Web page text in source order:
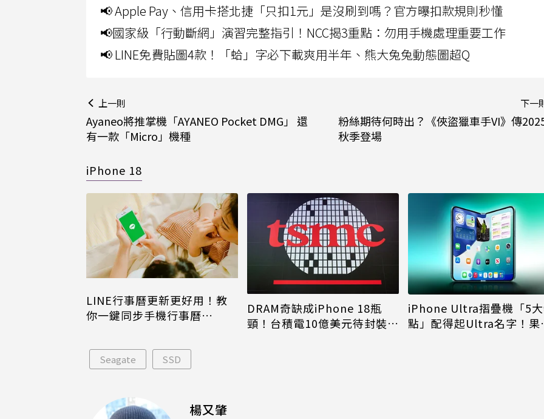
📢 Apple Pay、信用卡搭北捷「只扣1元」是沒刷到嗎？官方曝扣款規則秒懂
📢國家級「行動斷網」演習完整指引！NCC揭3重點：勿用手機處理重要工作
📢 LINE免費貼圖4款！「蛤」字必下載爽用半年、熊大兔兔動態圖超Q
上一則
Ayaneo將推掌機「AYANEO Pocket DMG」 還
有一款「Micro」機種
下一
粉絲期待何時出？《俠盜獵車手VI》傳
秋季登場
iPhone 18
LINE行事曆更新更好用！教
你一鍵同步手機行事曆
DRAM奇缺成iPhone 18瓶
頸！台積電10億美元待封裝晶
iPhone Ultra摺疊機「5
點」配得起Ultra名字！果
Seagate SSD
楊又肇